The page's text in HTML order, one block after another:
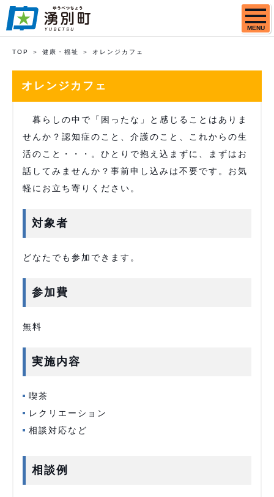
MENU
TOP 健康・福祉 オレンジカフェ
オレンジカフェ
暮らしの中で「困ったな」と感じることはありま
せんか？認知症のこと、介護のこと、これからの生
活のこと・・・。ひとりで抱え込まずに、まずはお
話してみませんか？事前申し込みは不要です。お気
軽にお立ち寄りください。
対象者
どなたでも参加できます。
参加費
無料
実施内容
喫茶
レクリエーション
相談対応など
相談例